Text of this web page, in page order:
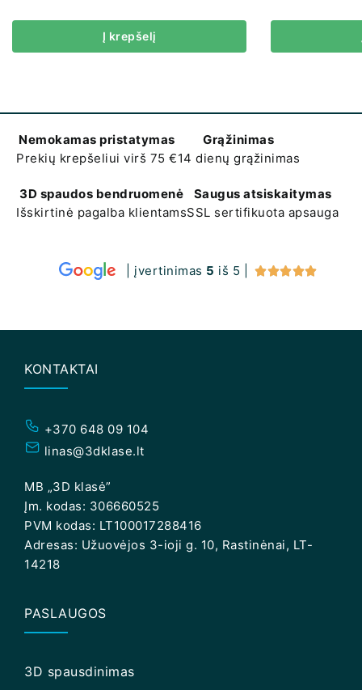
Į krepšelį
Nemokamas pristatymas
Prekių krepšeliui virš 75 €
Grąžinimas
14 dienų grąžinimas
3D spaudos bendruomenė
Išskirtinė pagalba klientams
Saugus atsiskaitymas
SSL sertifikuota apsauga
| įvertinimas 5 iš 5 | 
KONTAKTAI
+370 648 09 104
linas@3dklase.lt
MB „3D klasė”
Įm. kodas: 306660525
PVM kodas: LT100017288416
Adresas: Užuovėjos 3-ioji g. 10, Rastinėnai, LT-
14218
PASLAUGOS
3D spausdinimas